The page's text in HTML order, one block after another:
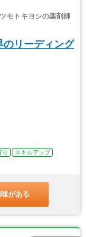
モトキヨシの薬剤師
のリーディング
り
スキルアップ
がある